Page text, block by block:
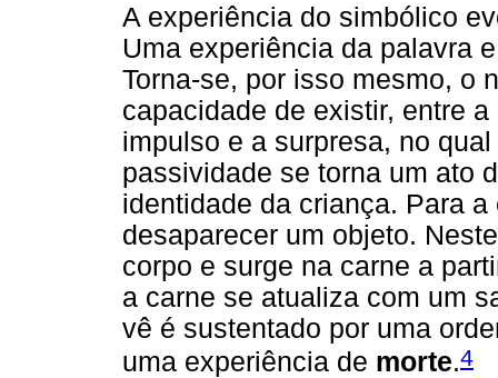
A experiência do simbólico
Uma experiência da palavra
Torna-se, por isso mesmo, o
capacidade de existir, entre
impulso e a surpresa, no
passividade se torna um ato
identidade da criança. Para
desaparecer um objeto.
corpo e surge na carne a
a carne se atualiza com um
vê é sustentado por uma
uma experiência de morte.4